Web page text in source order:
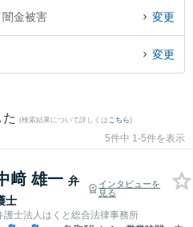
に発生した闇金被害のトラブルを今すぐ
トラブル解決の実績豊富な近くの弁護士
被害を法律相談できる鳥取県内の弁護士
金被害 変更
変更
(検索結果について詳しくは こちら)
5件中 1-5件を表示
﨑 雄一 弁
士
インタビューを
見る
護士法人はくと総合法律事務所